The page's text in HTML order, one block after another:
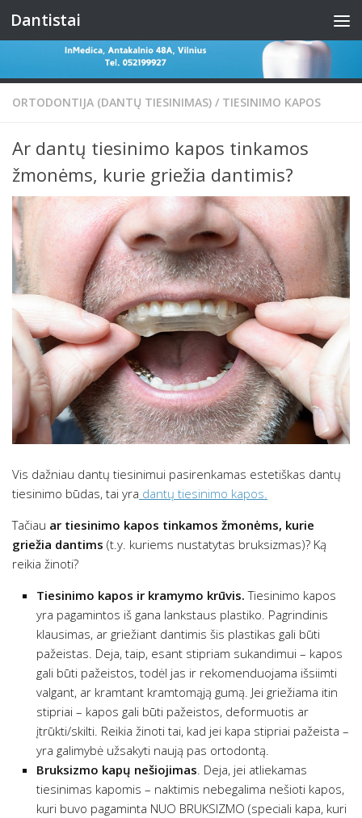
Skip to content
Dantistai
ORTODONTIJA (DANTŲ TIESINIMAS) / TIESINIMO KAPOS
Ar dantų tiesinimo kapos tinkamos
žmonėms, kurie griežia dantimis?
Vis dažniau dantų tiesinimui pasirenkamas estetiškas dantų
tiesinimo būdas, tai yra dantų tiesinimo kapos.
Tačiau ar tiesinimo kapos tinkamos žmonėms, kurie
griežia dantims (t.y. kuriems nustatytas bruksizmas)? Ką
reikia žinoti?
Tiesinimo kapos ir kramymo krūvis.Tiesinimo kapos
yra pagamintos iš gana lankstaus plastiko. Pagrindinis
klausimas, ar griežiant dantimis šis plastikas gali būti
pažeistas. Deja, taip, esant stipriam sukandimui – kapos
gali būti pažeistos, todėl jas ir rekomenduojama išsiimti
valgant, ar kramtant kramtomąją gumą. Jei griežiama itin
stipriai – kapos gali būti pažeistos, deformuotis ar
įtrūkti/skilti. Reikia žinoti tai, kad jei kapa stipriai pažeista –
yra galimybė užsakyti naują pas ortodontą.
Bruksizmo kapų nešiojimas . Deja, jei atliekamas
tiesinimas kapomis – naktimis nebegalima nešioti kapos,
kuri buvo pagaminta NUO BRUKSIZMO (speciali kapa, kuri